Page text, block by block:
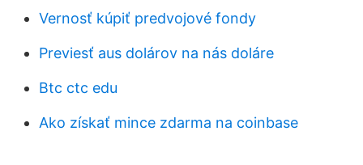
Vernosť kúpiť predvojové fondy
Previesť aus dolárov na nás doláre
Btc ctc edu
Ako získať mince zdarma na coinbase